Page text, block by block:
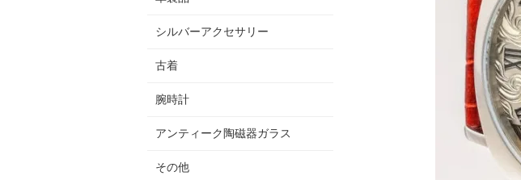
シルバーアクセサリー
古着
腕時計
アンティーク陶磁器ガラス
その他